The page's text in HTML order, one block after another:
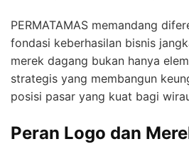
PERMATAMAS memandang
fondasi keberhasilan bisnis
merek dagang bukan hanya
strategis yang membangun
posisi pasar yang kuat bagi
Peran Logo dan